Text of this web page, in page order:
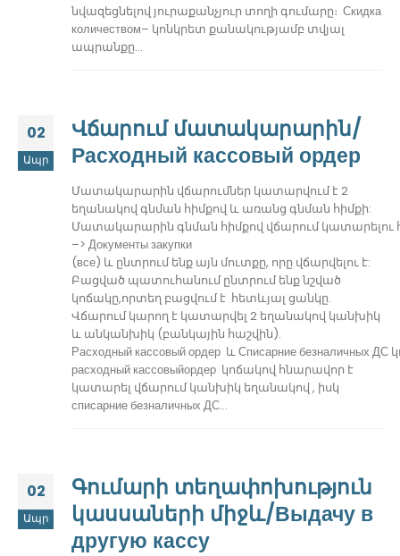
նվազեցնելով յուրաքանչյուր տողի գումարը։ Скидка
количеством– կոնկրետ քանակությամբ տվյալ
ապրանքը...
02
Ապր
Վճարում մատակարարին/
Расходный кассовый ордер
Մատակարարին վճարումներ կատարվում է 2
եղանակով գնման հիմքով և առանց գնման հիմքի:
Մատակարարին գնման հիմքով վճարում կատարելու
–> Документы закупки
(все) և ընտրում ենք այն մուտքը, որը վճարվելու է:
Բացված պատուհանում ընտրում ենք նշված
կոճակը,որտեղ բացվում է հետևյալ ցանկը.
Վճարում կարող է կատարվել 2 եղանակով կանխիկ
և անկանխիկ (բանկային հաշվին).
Расходный кассовый ордер ևСписарниебезналичных ДС
расходный кассовыйордер կոճակով հնարավոր է
կատարել վճարում կանխիկ եղանակով , իսկ
списарние безналичных ДС...
02
Ապր
Գումարի տեղափոխություն
կասսաների միջև/Выдачу в
другую кассу